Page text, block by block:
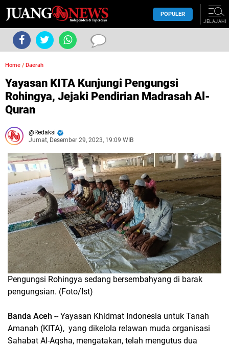
POPULER
JELAJAHI
Home / Daerah
Yayasan KITA Kunjungi Pengungsi
Rohingya, Jejaki Pendirian Madrasah Al-
Quran
Redaksi
Jumat, Desember 29, 2023, 19:09 WIB
Pengungsi Rohingya sedang bersembahyang di barak
pengungsian. (Foto/Ist)
Banda Aceh -- Yayasan Khidmat Indonesia untuk Tanah
Amanah (KITA), yang dikelola relawan muda organisasi
Sahabat Al-Aqsha, mengatakan, telah mengutus dua